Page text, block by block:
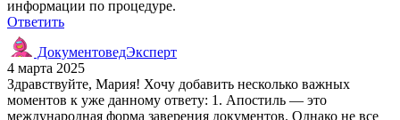
информации по процедуре.
Ответить
ДокументоведЭксперт
4 марта 2025
Здравствуйте, Мария! Хочу добавить несколько важных
моментов к уже данному ответу: 1. Апостиль — это
международная форма заверения документов. Однако не все